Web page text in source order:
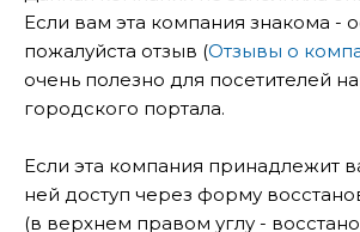
Если вам эта компания знакома -
пожалуйста отзыв (Отзывы о
очень полезно для посетителей
городского портала.
Если эта компания принадлежит
ней доступ через форму
(в верхнем правом углу -